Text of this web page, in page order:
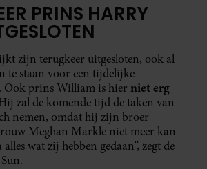
PRINS HARRY
zijn terugkeer uitgesloten, ook al
te staan voor een tijdelijke
prins William is hier niet erg
zal de komende tijd de taken van
nemen, omdat hij zijn broer
Meghan Markle niet meer kan
alles wat zij hebben gedaan”, zegt de